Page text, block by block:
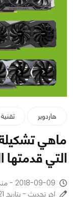
هاردوير تقنية
التي
2018-09-09 - منذ 7 سنوات
اخر تحديث - بتاريخ 2021-07-24